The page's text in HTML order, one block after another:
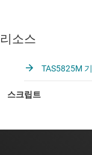
리소스
TAS5825M